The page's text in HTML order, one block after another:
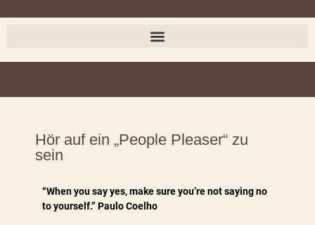
Hör auf ein „People Pleaser“ zu
sein
“When you say yes, make sure you’re not saying no
to yourself.” Paulo Coelho